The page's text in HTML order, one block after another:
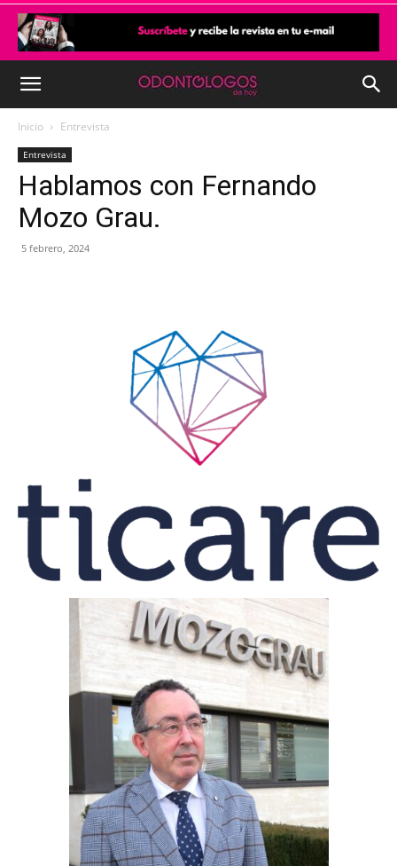
Inicio Entrevista
Entrevista
Hablamos con Fernando
Mozo Grau.
5 febrero, 2024